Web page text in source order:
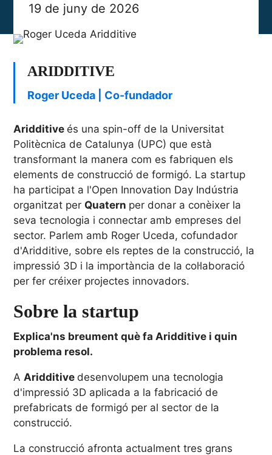
19 de juny de 2026
ARIDDITIVE
Roger Uceda | Co-fundador
Aridditive és una spin-off de la Universitat
Politècnica de Catalunya (UPC) que està
transformant la manera com es fabriquen els
elements de construcció de formigó. La startup
ha participat a l'Open Innovation Day Indústria
organitzat per Quatern per donar a conèixer la
seva tecnologia i connectar amb empreses del
sector. Parlem amb Roger Uceda, cofundador
d'Aridditive, sobre els reptes de la construcció, la
impressió 3D i la importància de la col·laboració
per fer créixer projectes innovadors.
Sobre la startup
Explica'ns breument què fa Aridditive i quin
problema resol.
A Aridditive desenvolupem una tecnologia
d'impressió 3D aplicada a la fabricació de
prefabricats de formigó per al sector de la
construcció.
La construcció afronta actualment tres grans